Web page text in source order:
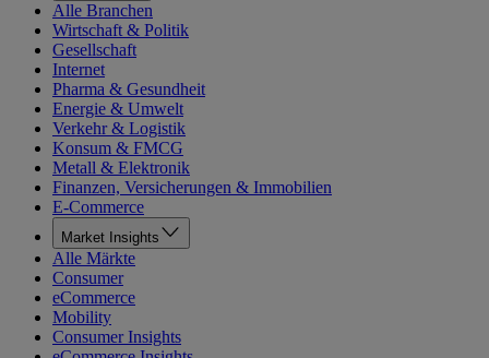
Alle Branchen
Wirtschaft & Politik
Gesellschaft
Internet
Pharma & Gesundheit
Energie & Umwelt
Verkehr & Logistik
Konsum & FMCG
Metall & Elektronik
Finanzen, Versicherungen & Immobilien
E-Commerce
Market Insights
Alle Märkte
Consumer
eCommerce
Mobility
Consumer Insights